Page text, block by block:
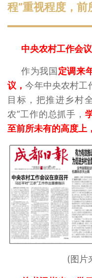
程”重视程度，前
中央农村工作会
作为我国 定调来
议，今年中央农村工
目标，把推进乡村
农”工作的总抓手，
至前所未有的高度上
(图片